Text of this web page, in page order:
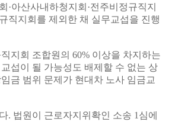
아산사내하청지회·전주비정규직지
직지회를 제외한 채 실무교섭을 진행
지회 조합원의 60% 이상을 차지하는
섭이 될 가능성도 배제할 수 없는 상
금 범위 문제가 현대차 노사 임금교
. 법원이 근로자지위확인 소송 1심에